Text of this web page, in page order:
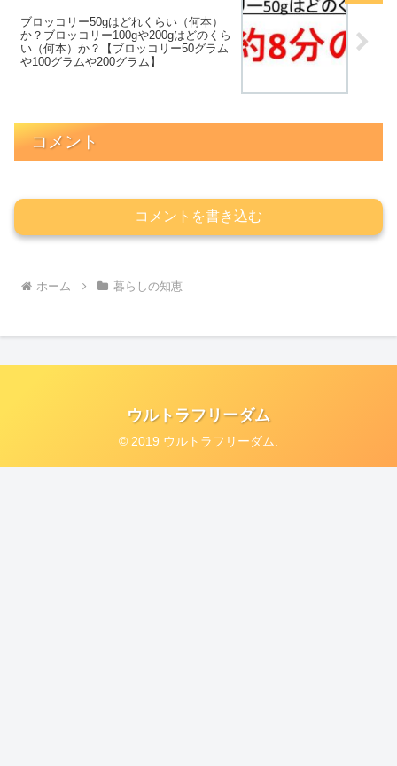
ブロッコリー50gはどれくらい（何本）
か？ブロッコリー100gや200gはどのくら
い（何本）か？【ブロッコリー50グラム
や100グラムや200グラム】
コメント
コメントを書き込む
ホーム 暮らしの知恵
ウルトラフリーダム
© 2019 ウルトラフリーダム.